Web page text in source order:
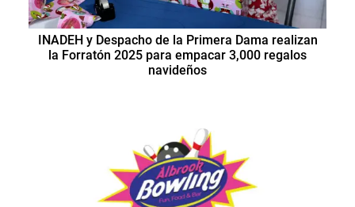
INADEH y Despacho de la Primera Dama realizan
la Forratón 2025 para empacar 3,000 regalos
navideños